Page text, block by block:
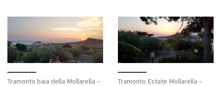
Tramonto baia della Mollarella –
Tramonto Estate Mollarella –